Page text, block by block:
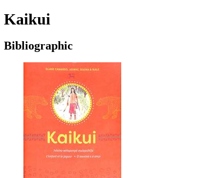
Kaikui
Bibliographic